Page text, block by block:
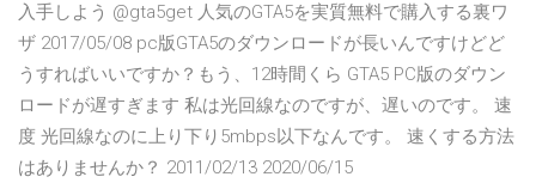
入手しよう @gta5get 人気のGTA5を実質無料で購入する裏ワ
ザ 2017/05/08 pc版GTA5のダウンロードが長いんですけどど
うすればいいですか？もう、12時間くら GTA5 PC版のダウン
ロードが遅すぎます 私は光回線なのですが、遅いのです。 速
度 光回線なのに上り下り5mbps以下なんです。 速くする方法
はありませんか？ 2011/02/13 2020/06/15